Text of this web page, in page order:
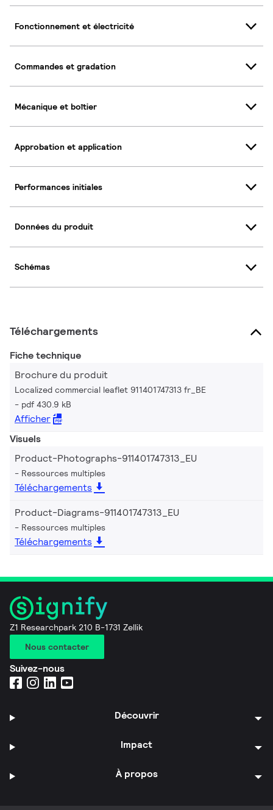
Fonctionnement et électricité
Commandes et gradation
Mécanique et boîtier
Approbation et application
Performances initiales
Données du produit
Schémas
Téléchargements
Fiche technique
Brochure du produit
Localized commercial leaflet 911401747313 fr_BE
pdf 430.9 kB
Afficher
Visuels
Product-Photographs-911401747313_EU
Ressources multiples
Téléchargements
Product-Diagrams-911401747313_EU
Ressources multiples
Téléchargements
Z1 Researchpark 210 B-1731 Zellik
Nous contacter
Suivez-nous
Découvrir
Impact
À propos